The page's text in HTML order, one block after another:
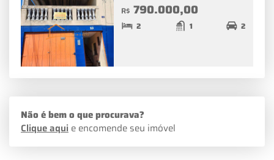
R$ 790.000,00
2 1 2
Não é bem o que procurava?
Clique aqui e encomende seu imóvel